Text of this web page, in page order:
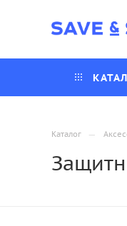
Каталог —